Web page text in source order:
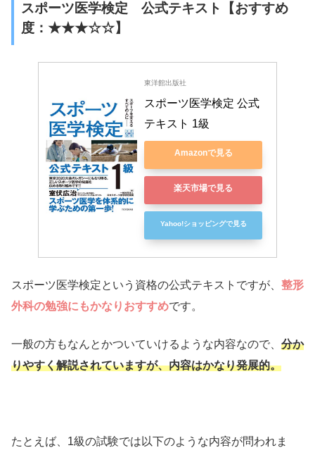
スポーツ医学検定 公式テキスト【おすすめ
度：★★★☆☆】
東洋館出版社
スポーツ医学検定 公式
テキスト 1級
Amazonで見る
楽天市場で見る
Yahoo!ショッピングで見る
スポーツ医学検定という資格の公式テキストですが、 整形
外科の勉強にもかなりおすすめです。
一般の方もなんとかついていけるような内容なので、 分か
りやすく解説されていますが、内容はかなり発展的。
たとえば、1級の試験では以下のような内容が問われま